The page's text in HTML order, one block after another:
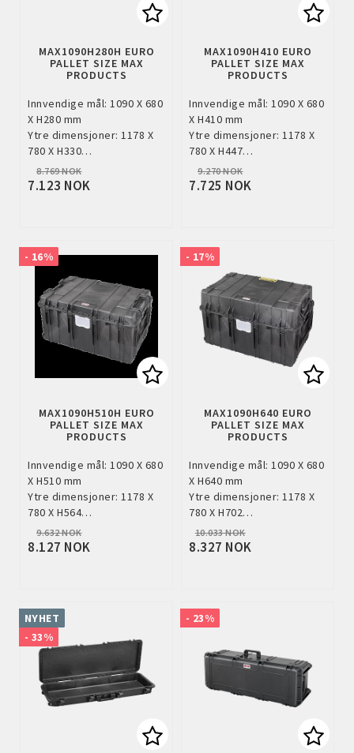
Add to list of favorites
MAX1090H280H EURO
PALLET SIZE MAX
PRODUCTS
Innvendige mål: 1090 X 680
X H280 mm
Ytre dimensjoner: 1178 X
780 X H330…
8.769 NOK
7.123 NOK
Add
MAX1090H410 EURO
PALLET SIZE MAX
PRODUCTS
Innvendige mål: 1090 X 680
X H410 mm
Ytre dimensjoner: 1178 X
780 X H447…
9.270 NOK
7.725 NOK
- 16%
Add to list of favorites
MAX1090H510H EURO
PALLET SIZE MAX
PRODUCTS
Innvendige mål: 1090 X 680
X H510 mm
Ytre dimensjoner: 1178 X
780 X H564…
9.632 NOK
8.127 NOK
- 17%
Add
MAX1090H640 EURO
PALLET SIZE MAX
PRODUCTS
Innvendige mål: 1090 X 680
X H640 mm
Ytre dimensjoner: 1178 X
780 X H702…
10.033 NOK
8.327 NOK
NYHET
- 33%
- 23%